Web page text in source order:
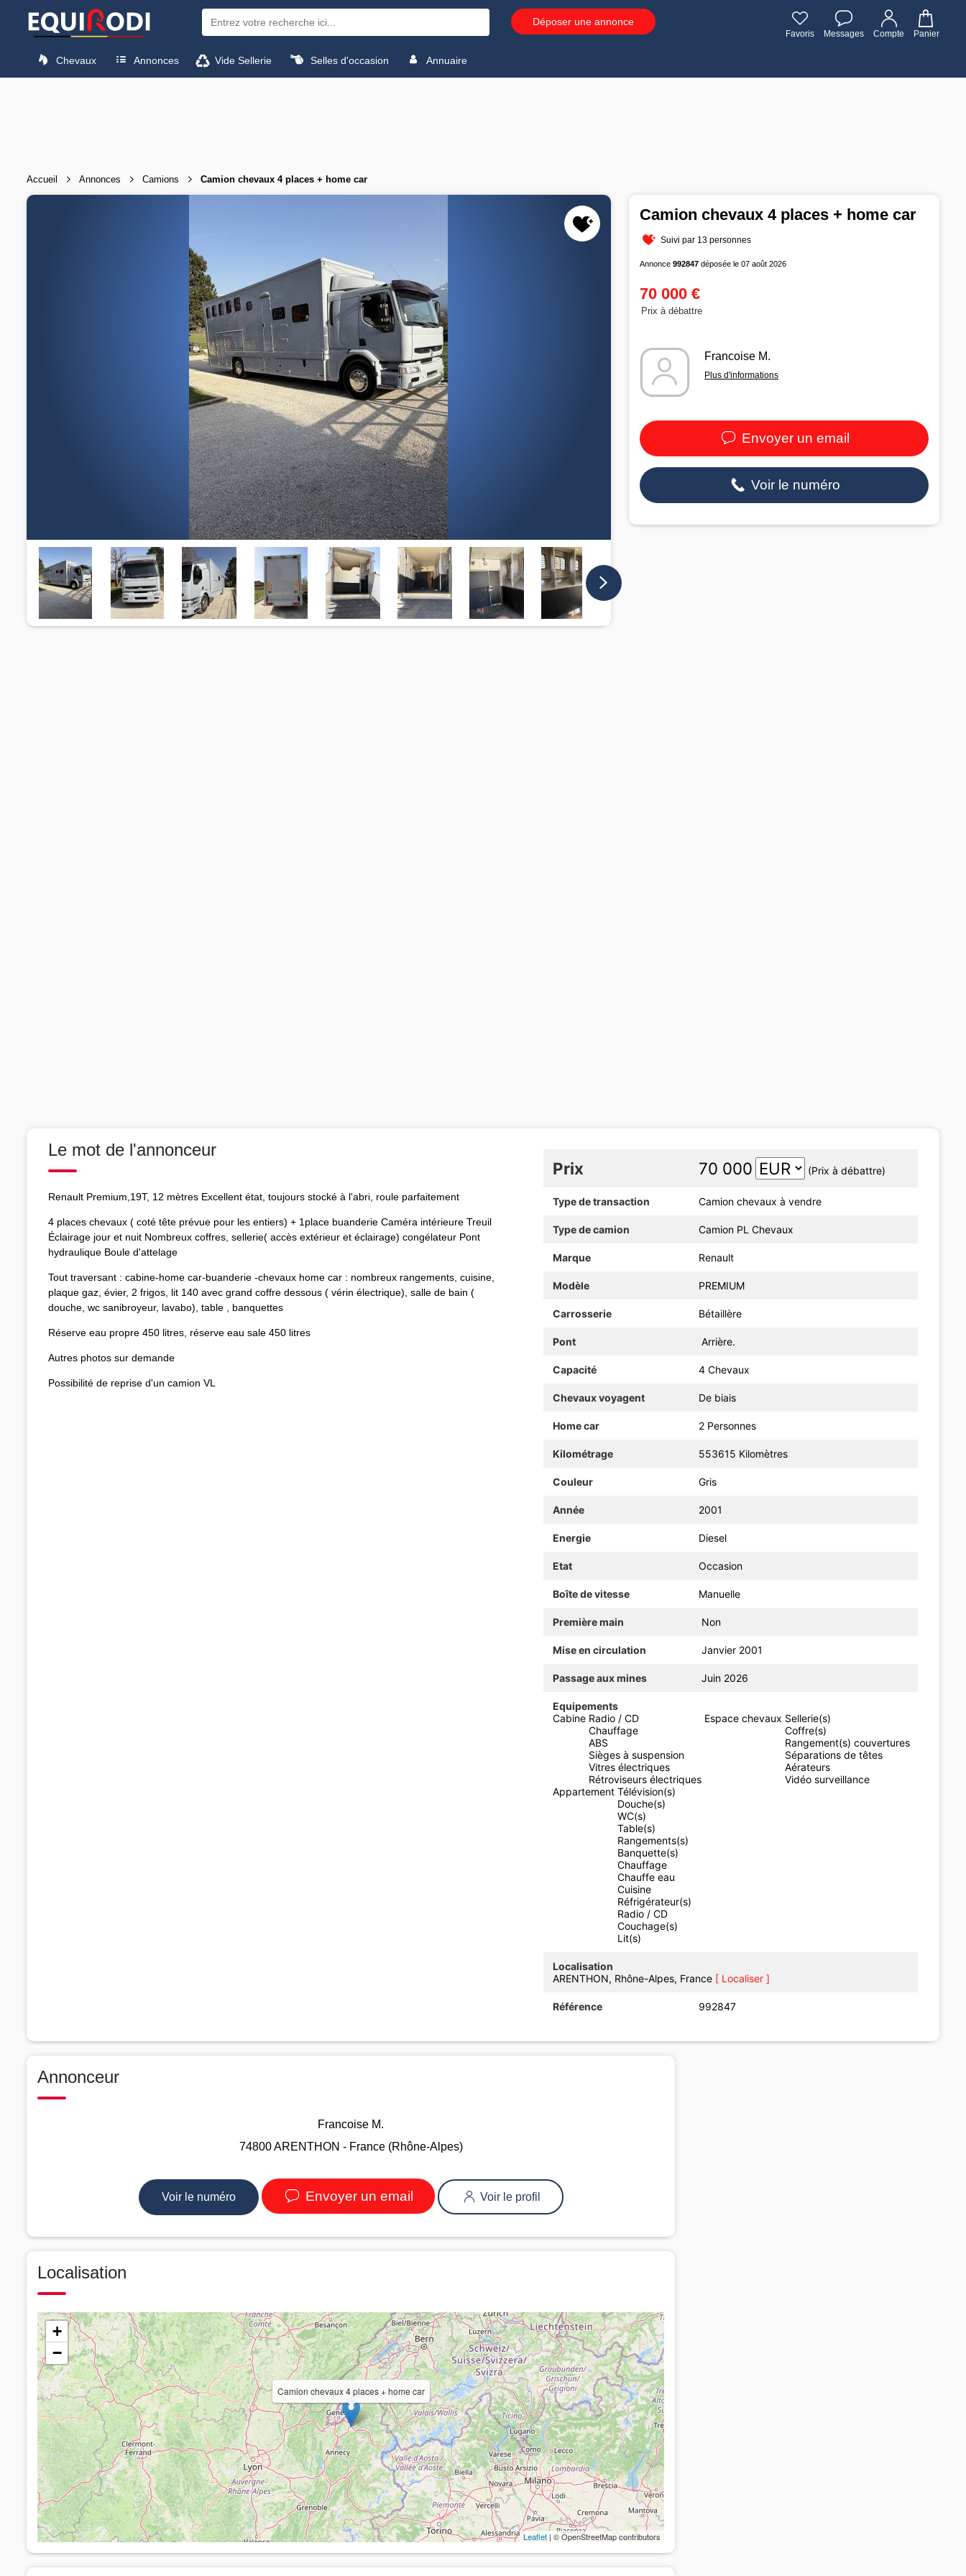
Déposer une annonce
Favoris Messages Compte Panier
Chevaux Annonces Vide Sellerie Selles d'occasion Annuaire
Accueil Annonces Camions Camion chevaux 4 places + home car
Camion chevaux 4 places + home car
Suivi par 13 personnes
Annonce992847 déposée le 07 août 2026
70 000 €
Prix à débattre
Francoise M.
Plus d'informations
Envoyer un email
Voir le numéro
Le mot de l'annonceur
Renault Premium,19T, 12 mètres Excellent état, toujours stocké à l'abri, roule parfaitement
4 places chevaux ( coté tête prévue pour les entiers) + 1place buanderie Caméra intérieure Treuil
Éclairage jour et nuit Nombreux coffres, sellerie( accès extérieur et éclairage) congélateur Pont
hydraulique Boule d'attelage
Tout traversant : cabine-home car-buanderie -chevaux home car : nombreux rangements, cuisine,
plaque gaz, évier, 2 frigos, lit 140 avec grand coffre dessous ( vérin électrique), salle de bain (
douche, wc sanibroyeur, lavabo), table , banquettes
Réserve eau propre 450 litres, réserve eau sale 450 litres
Autres photos sur demande
Possibilité de reprise d'un camion VL
Prix 70 000 (Prix à débattre)
Type de transaction Camion chevaux à vendre
Type de camion Camion PL Chevaux
Marque Renault
Modèle PREMIUM
Carrosserie Bétaillère
Pont Arrière.
Capacité 4 Chevaux
Chevaux voyagent De biais
Home car 2 Personnes
Kilométrage 553615 Kilomètres
Couleur Gris
Année 2001
Energie Diesel
Etat Occasion
Boîte de vitesse Manuelle
Première main Non
Mise en circulation Janvier 2001
Passage aux mines Juin 2026
Equipements
Cabine Radio / CD
Chauffage
ABS
Sièges à suspension
Vitres électriques
Rétroviseurs électriques
Espace chevaux Sellerie(s)
Coffre(s)
Rangement(s) couvertures
Séparations de têtes
Aérateurs
Vidéo surveillance
Appartement Télévision(s)
Douche(s)
WC(s)
Table(s)
Rangements(s)
Banquette(s)
Chauffage
Chauffe eau
Cuisine
Réfrigérateur(s)
Radio / CD
Couchage(s)
Lit(s)
Localisation
ARENTHON, Rhône-Alpes, France [ Localiser ]
Référence 992847
Annonceur
Francoise M.
74800 ARENTHON - France (Rhône-Alpes)
Voir le numéro Envoyer un email Voir le profil
Localisation
Camion chevaux 4 places + home car
+
−
Leaflet | © OpenStreetMap contributors